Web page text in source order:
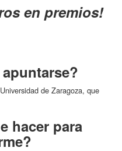
en premios!
de Zaragoza, que
hacer para
?